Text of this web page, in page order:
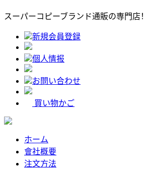
スーパーコピーブランド通販の専門店！
新規会員登録
個人情报
お問い合わせ
買い物かご
ホーム
會社概要
注文方法